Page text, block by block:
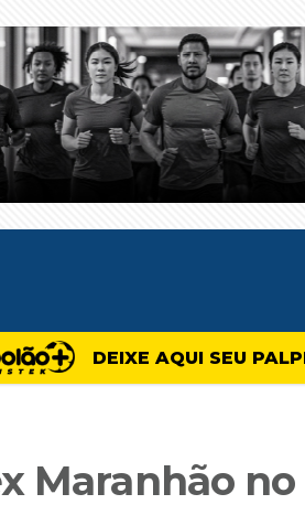
DEIXE AQUI SEU
Maranhão no